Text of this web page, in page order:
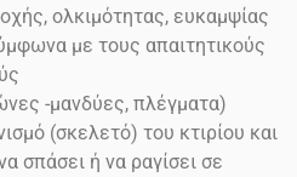
ολκιμότητας, ευκαμψίας
με τους απαιτητικούς
-μανδύες, πλέγματα)
(σκελετό) του κτιρίου και
σπάσει ή να ραγίσει σε